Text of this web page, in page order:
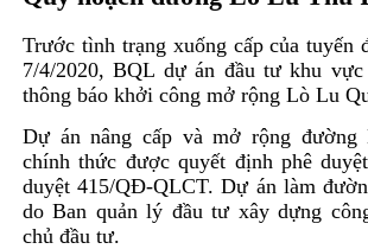
Trước tình trạng xuống cấp của tuyến
7/4/2020, BQL dự án đầu tư khu
thông báo khởi công mở rộng Lò Lu
Dự án nâng cấp và mở rộng
chính thức được quyết định phê
duyệt 415/QĐ-QLCT. Dự án làm
do Ban quản lý đầu tư xây dựng
chủ đầu tư.